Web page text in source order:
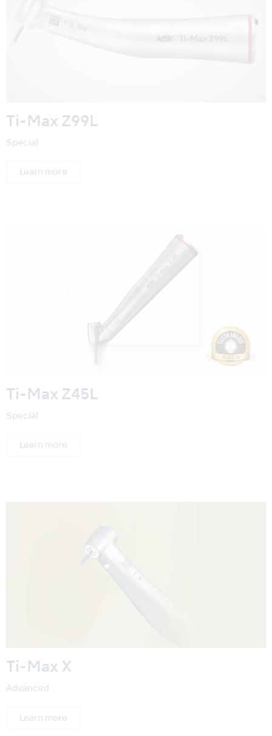
Ti-Max Z99L
Special
Learn more
Ti-Max Z45L
Special
Learn more
Ti-Max X
Advanced
Learn more